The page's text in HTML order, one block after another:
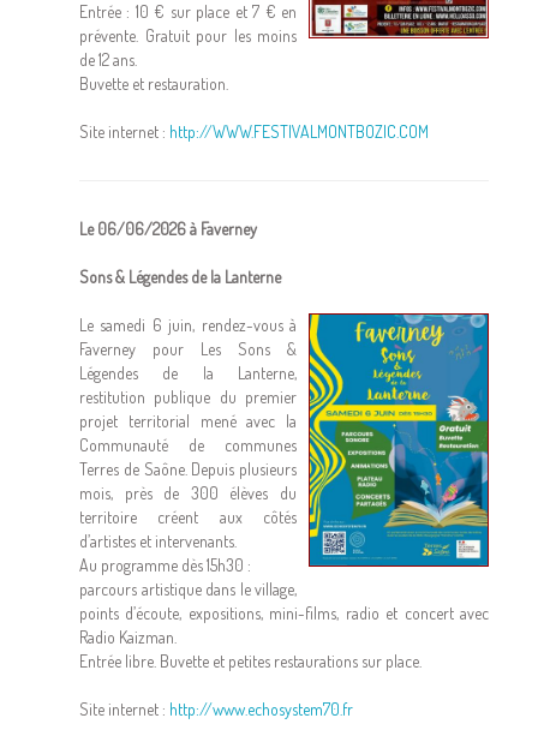
Entrée : 10 € sur place et 7 € en
prévente. Gratuit pour les moins
de 12 ans.
Buvette et restauration.
Site internet : http://WWW.FESTIVALMONTBOZIC.COM
Le 06/06/2026 à Faverney
Sons & Légendes de la Lanterne
Le samedi 6 juin, rendez-vous à
Faverney pour Les Sons &
Légendes de la Lanterne,
restitution publique du premier
projet territorial mené avec la
Communauté de communes
Terres de Saône. Depuis plusieurs
mois, près de 300 élèves du
territoire créent aux côtés
d’artistes et intervenants.
Au programme dès 15h30 :
parcours artistique dans le village,
points d’écoute, expositions, mini-films, radio et concert avec
Radio Kaizman.
Entrée libre. Buvette et petites restaurations sur place.
Site internet : http://www.echosystem70.fr